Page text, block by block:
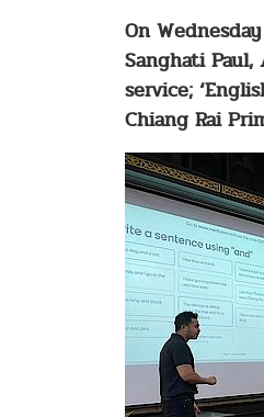
On
Sanghati
service;
Chiang Rai